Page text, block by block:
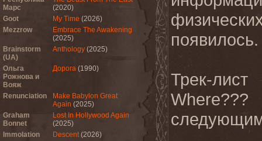
Марс
(2020)
Goot
My Time (2026)
Mezzrow
Embrace The Awakening
(2025)
Brainstorm
(UA)
Anthology (2025)
Ольга
Рожнова и
Вояж
Дорога (1990)
Renunciation
Make Babylon Great
Again (2025)
Graham
Bonnet
Lost In Hollywood Again
(2025)
Immolation
Descent(2026)
появилось.
Трек-
Where